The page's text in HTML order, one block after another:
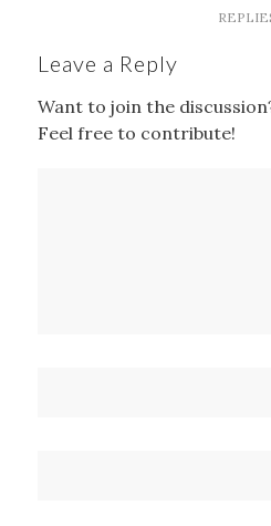
Leave a Reply
Want to join the
Feel free to contribute!